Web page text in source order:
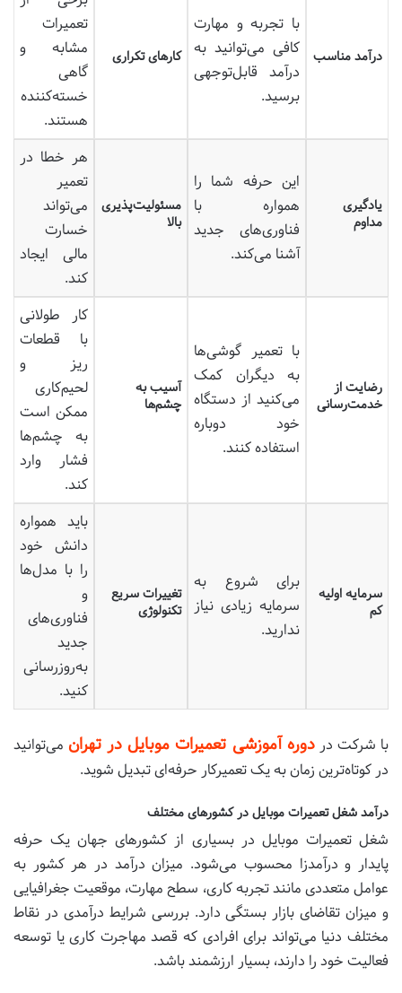
درآمد مناسب
با تجربه و مهارت
کافی می‌توانید به
درآمد قابل‌توجهی
برسید.
کارهای تکراری
تعمیرات
مشابه و
گاهی
خسته‌کننده
هستند.
یادگیری
مداوم
این حرفه شما را
همواره با
فناوری‌های جدید
آشنا می‌کند.
مسئولیت‌پذیری
بالا
هر خطا در
تعمیر
می‌تواند
خسارت
مالی ایجاد
کند.
رضایت از
خدمت‌رسانی
با تعمیر گوشی‌ها
به دیگران کمک
می‌کنید از دستگاه
خود دوباره
استفاده کنند.
آسیب به
چشم‌ها
کار طولانی
با قطعات
ریز و
لحیم‌کاری
ممکن است
به چشم‌ها
فشار وارد
کند.
سرمایه اولیه
کم
برای شروع به
سرمایه زیادی نیاز
ندارید.
تغییرات سریع
تکنولوژی
باید همواره
دانش خود
را با مدل‌ها
و
فناوری‌های
جدید
به‌روزرسانی
کنید.
با شرکت دردوره آموزشی تعمیرات موبایل در تهران می‌توانید
در کوتاه‌ترین زمان به یک تعمیرکار حرفه‌ای تبدیل شوید.
درآمد شغل تعمیرات موبایل در کشورهای مختلف
شغل تعمیرات موبایل در بسیاری از کشورهای جهان یک حرفه
پایدار و درآمدزا محسوب می‌شود. میزان درآمد در هر کشور به
عوامل متعددی مانند تجربه کاری، سطح مهارت، موقعیت جغرافیایی
و میزان تقاضای بازار بستگی دارد. بررسی شرایط درآمدی در نقاط
مختلف دنیا می‌تواند برای افرادی که قصد مهاجرت کاری یا توسعه
فعالیت خود را دارند، بسیار ارزشمند باشد.